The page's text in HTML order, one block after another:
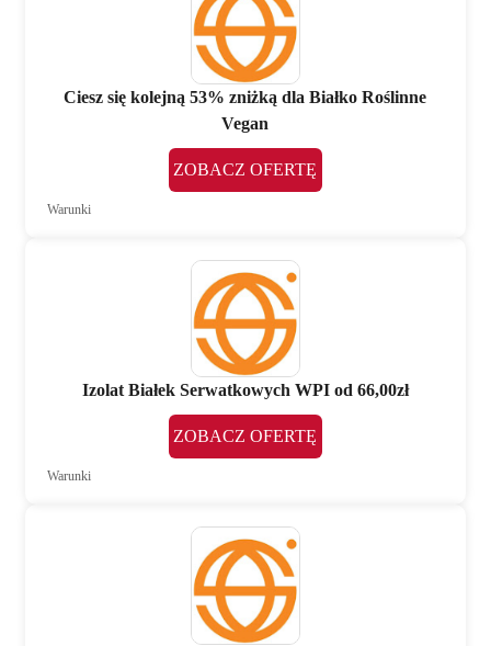
Ciesz się kolejną 53% zniżką dla Białko Roślinne
Vegan
ZOBACZ OFERTĘ
Warunki
Izolat Białek Serwatkowych WPI od 66,00zł
ZOBACZ OFERTĘ
Warunki